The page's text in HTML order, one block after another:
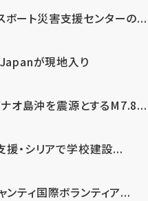
ボート災害支援センターの...
Japanが現地入り
オ島沖を震源とするM7.8...
・シリアで学校建設...
ティ国際ボランティア...